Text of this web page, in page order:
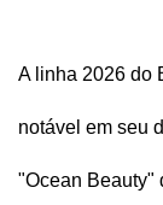
A linha 2026 do
notável em seu
"Ocean Beauty"